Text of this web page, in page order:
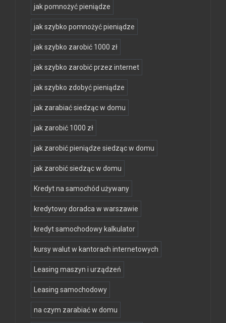
jak pomnożyć pieniądze
jak szybko pomnożyć pieniądze
jak szybko zarobić 1000 zł
jak szybko zarobić przez internet
jak szybko zdobyć pieniądze
jak zarabiać siedząc w domu
jak zarobić 1000 zł
jak zarobić pieniądze siedząc w domu
jak zarobić siedząc w domu
Kredyt na samochód używany
kredytowy doradca w warszawie
kredyt samochodowy kalkulator
kursy walut w kantorach internetowych
Leasing maszyn i urządzeń
Leasing samochodowy
na czym zarabiać w domu